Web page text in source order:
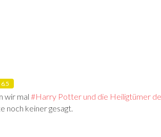
6.5
wir mal #Harry Potter und die Heiligtümer
noch keiner gesagt.